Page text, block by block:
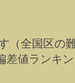
全国区の
値ランキ